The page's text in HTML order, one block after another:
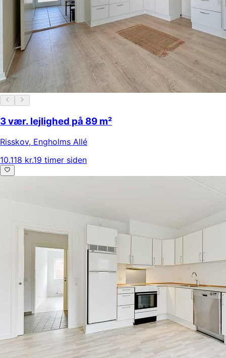
3 vær. lejlighed på 89 m²
Risskov, Engholms Allé
10.118 kr.19 timer siden